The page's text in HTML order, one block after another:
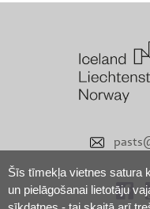
Šīs tīmekļa vietnes satura
un pielāgošanai lietotāju